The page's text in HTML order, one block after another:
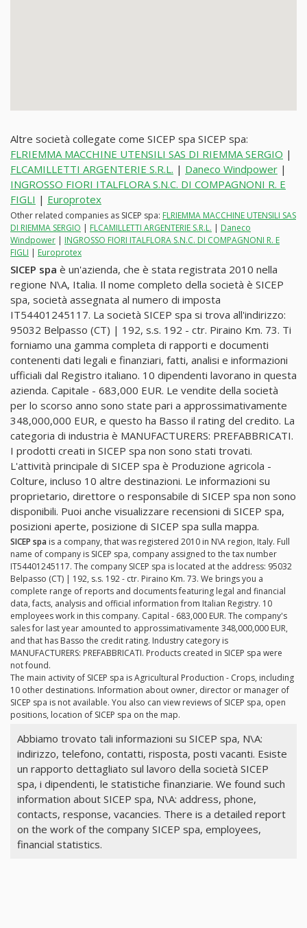
Altre società collegate come SICEP spa SICEP spa:
FLRIEMMA MACCHINE UTENSILI SAS DI RIEMMA SERGIO |
FLCAMILLETTI ARGENTERIE S.R.L. | Daneco Windpower |
INGROSSO FIORI ITALFLORA S.N.C. DI COMPAGNONI R. E
FIGLI | Europrotex
Other related companies as SICEP spa: FLRIEMMA MACCHINE UTENSILI SAS
DI RIEMMA SERGIO | FLCAMILLETTI ARGENTERIE S.R.L. | Daneco
Windpower | INGROSSO FIORI ITALFLORA S.N.C. DI COMPAGNONI R. E
FIGLI | Europrotex
SICEP spa è un'azienda, che è stata registrata 2010 nella
regione N\A, Italia. Il nome completo della società è SICEP
spa, società assegnata al numero di imposta
IT54401245117. La società SICEP spa si trova all'indirizzo:
95032 Belpasso (CT) | 192, s.s. 192 - ctr. Piraino Km. 73. Ti
forniamo una gamma completa di rapporti e documenti
contenenti dati legali e finanziari, fatti, analisi e informazioni
ufficiali dal Registro italiano. 10 dipendenti lavorano in questa
azienda. Capitale - 683,000 EUR. Le vendite della società
per lo scorso anno sono state pari a approssimativamente
348,000,000 EUR, e questo ha Basso il rating del credito. La
categoria di industria è MANUFACTURERS: PREFABBRICATI.
I prodotti creati in SICEP spa non sono stati trovati.
L'attività principale di SICEP spa è Produzione agricola -
Colture, incluso 10 altre destinazioni. Le informazioni su
proprietario, direttore o responsabile di SICEP spa non sono
disponibili. Puoi anche visualizzare recensioni di SICEP spa,
posizioni aperte, posizione di SICEP spa sulla mappa.
SICEP spa is a company, that was registered 2010 in N\A region, Italy. Full
name of company is SICEP spa, company assigned to the tax number
IT54401245117. The company SICEP spa is located at the address: 95032
Belpasso (CT) | 192, s.s. 192 - ctr. Piraino Km. 73. We brings you a
complete range of reports and documents featuring legal and financial
data, facts, analysis and official information from Italian Registry. 10
employees work in this company. Capital - 683,000 EUR. The company's
sales for last year amounted to approssimativamente 348,000,000 EUR,
and that has Basso the credit rating. Industry category is
MANUFACTURERS: PREFABBRICATI. Products created in SICEP spa were
not found.
The main activity of SICEP spa is Agricultural Production - Crops, including
10 other destinations. Information about owner, director or manager of
SICEP spa is not available. You also can view reviews of SICEP spa, open
positions, location of SICEP spa on the map.
Abbiamo trovato tali informazioni su SICEP spa, N\A:
indirizzo, telefono, contatti, risposta, posti vacanti. Esiste
un rapporto dettagliato sul lavoro della società SICEP
spa, i dipendenti, le statistiche finanziarie. We found such
information about SICEP spa, N\A: address, phone,
contacts, response, vacancies. There is a detailed report
on the work of the company SICEP spa, employees,
financial statistics.